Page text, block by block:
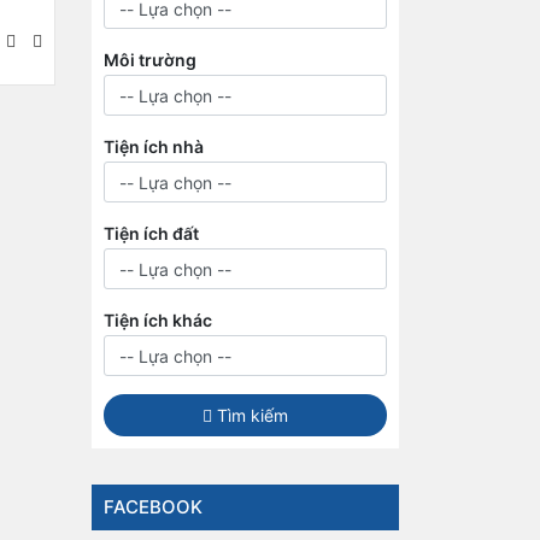
Môi trường
Tiện ích nhà
Tiện ích đất
Tiện ích khác
Tìm kiếm
FACEBOOK